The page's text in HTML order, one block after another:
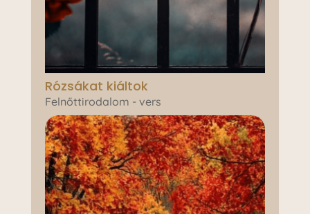
Rózsákat kiáltok
Felnőttirodalom - vers